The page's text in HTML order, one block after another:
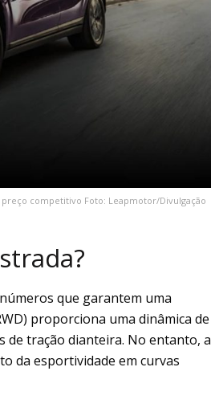
competitivo Foto: Leapmotor/Divulgação
que garantem uma
proporciona uma dinâmica de
de tração dianteira. No entanto, a
da esportividade em curvas